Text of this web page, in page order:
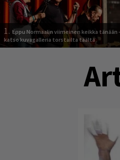
1. Eppu Normaalin viimeinen keikka tänään
katso kuvagalleria torstailta täältä